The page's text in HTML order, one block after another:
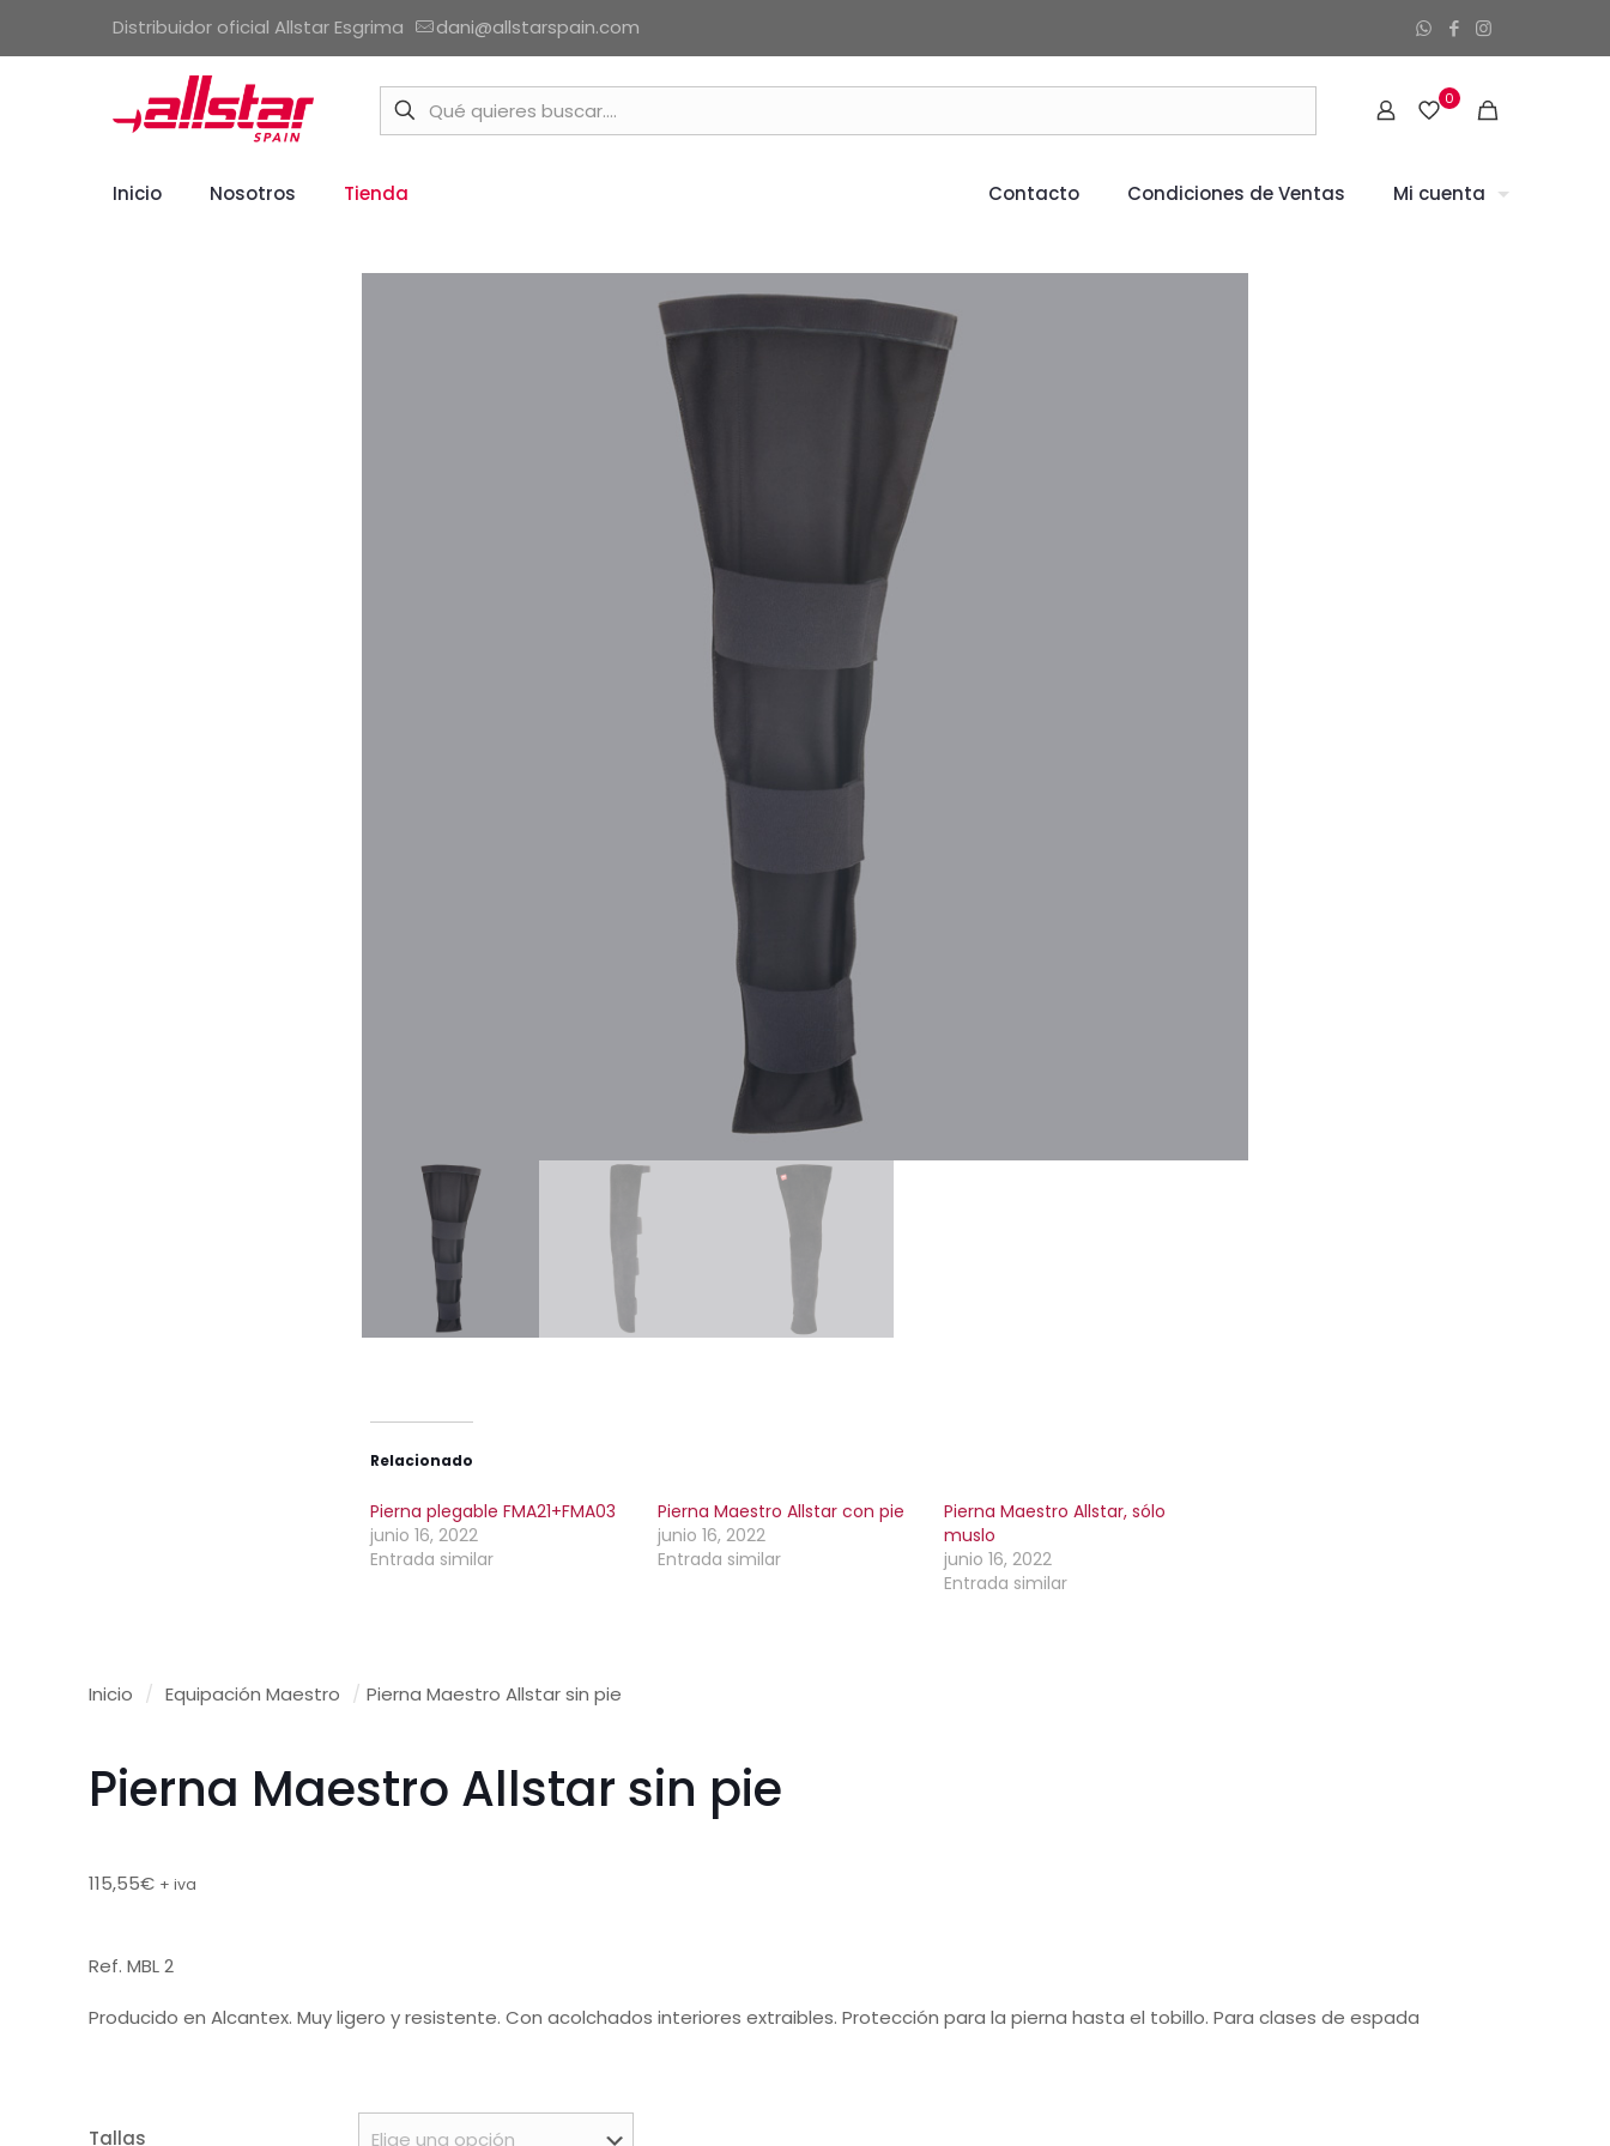
Distribuidor oficial Allstar Esgrima dani@allstarspain.com
0
Inicio Nosotros Tienda Contacto Condiciones de Ventas Mi cuenta
Relacionado
Pierna plegable FMA21+FMA03
junio 16, 2022
Entrada similar
Pierna Maestro Allstar con pie
junio 16, 2022
Entrada similar
Pierna Maestro Allstar, sólo
muslo
junio 16, 2022
Entrada similar
Inicio / Equipación Maestro / Pierna Maestro Allstar sin pie
Pierna Maestro Allstar sin pie
115,55€ + iva
Ref. MBL 2
Producido en Alcantex. Muy ligero y resistente. Con acolchados interiores extraibles. Protección para la pierna hasta el tobillo. Para clases de espada
Tallas